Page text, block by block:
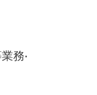
務‧